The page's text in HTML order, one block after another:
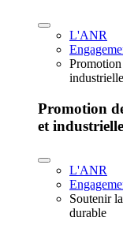
L'ANR
Promotion
et
L'ANR
Soutenir
durable